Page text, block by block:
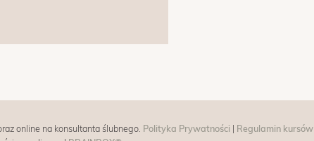
online na konsultanta ślubnego. Polityka Prywatności | Regulamin kursów